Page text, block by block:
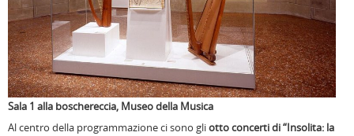
Sala 1 alla boschereccia, Museo della Musica
Al centro della programmazione ci sono gliotto concerti di “Insolita: la